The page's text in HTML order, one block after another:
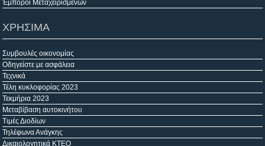
Έμποροι Μεταχειρισμένων
ΧΡΗΣΙΜΑ
Συμβουλές οικονομίας
Οδηγείστε με ασφάλεια
Τεχνικά
Τέλη κυκλοφορίας 2023
Τεκμήρια 2023
Μεταβίβαση αυτοκινήτου
Τιμές Διοδίων
Τηλέφωνα Ανάγκης
Δικαιολογητικά ΚΤΕΟ